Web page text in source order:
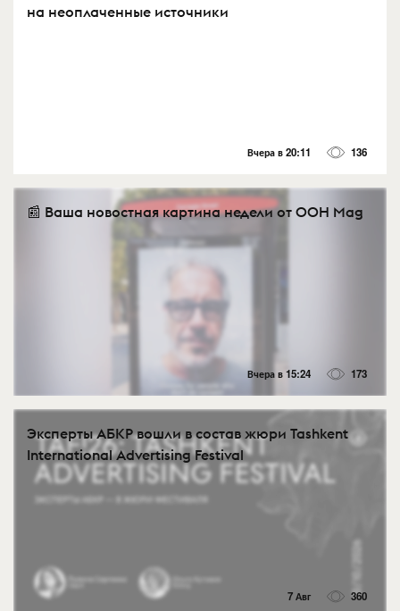
на неоплаченные источники
Вчера в 20:11 136
📰 Ваша новостная картина недели от OOH Mag
Вчера в 15:24 173
Эксперты АБКР вошли в состав жюри Tashkent
International Advertising Festival
7 Авг 360